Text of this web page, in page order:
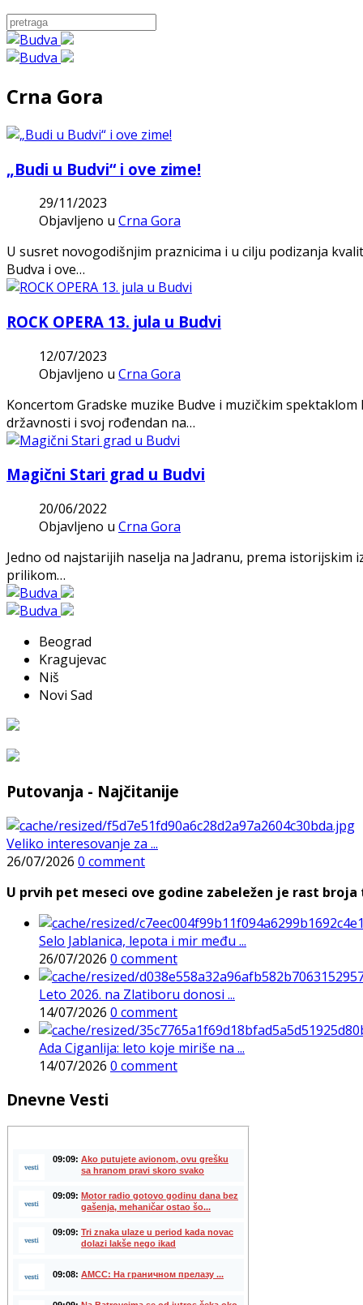
Crna Gora
„Budi u Budvi“ i ove zime!
29/11/2023
Objavljeno u Crna Gora
U susret novogodišnjim praznicima i u cilju podizanja
Budva i ove…
ROCK OPERA 13. jula u Budvi
12/07/2023
Objavljeno u Crna Gora
Koncertom Gradske muzike Budve i muzičkim
državnosti i svoj rođendan na…
Magični Stari grad u Budvi
20/06/2022
Objavljeno u Crna Gora
Jedno od najstarijih naselja na Jadranu, prema
prilikom…
Beograd
Kragujevac
Niš
Novi Sad
Putovanja - Najčitanije
Veliko interesovanje za ...
26/07/2026 0 comment
U prvih pet meseci ove godine zabeležen je rast
Selo Jablanica, lepota i mir među ...
26/07/2026 0 comment
Leto 2026. na Zlatiboru donosi ...
14/07/2026 0 comment
Ada Ciganlija: leto koje miriše na ...
14/07/2026 0 comment
Dnevne Vesti